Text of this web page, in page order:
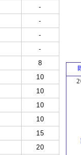
-
-
-
-
8
10
10
10
10
15
20